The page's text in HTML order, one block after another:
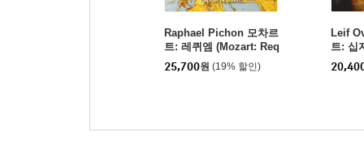
Raphael Pichon 모차르
트: 레퀴엠 (Mozart: Req
uiem in d minor, K.626)
25,700원 (19% 할인)
Leif
트: 십
ia